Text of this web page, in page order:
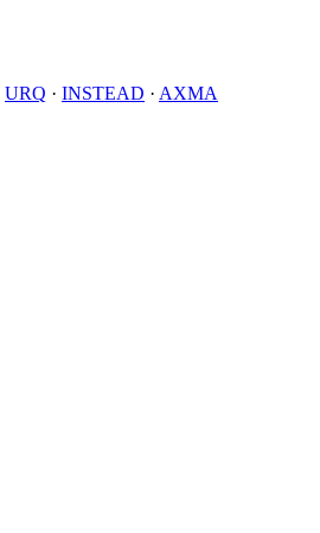
URQ · INSTEAD · AXMA